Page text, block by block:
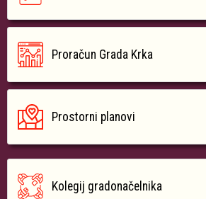
Proračun Grada Krka
Prostorni planovi
Kolegij gradonačelnika